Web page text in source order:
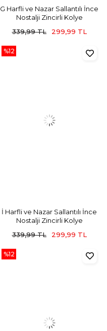
G Harfli ve Nazar Sallantılı İnce
Nostalji Zincirli Kolye
339,99 TL
299,99 TL
İ Harfli ve Nazar Sallantılı İnce
Nostalji Zincirli Kolye
339,99 TL
299,99 TL
%12
%12